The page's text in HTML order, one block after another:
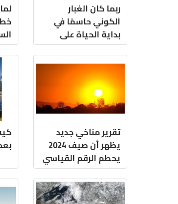
ربما كان الغبار
الكوني حاسمًا في
بداية الحياة على
الأرض
تقرير مناخي جديد
يظهر أن صيف 2024
يحطم الرقم القياسي
باعتباره الأكثر حرارة
على مستوى العالم
بعد 25